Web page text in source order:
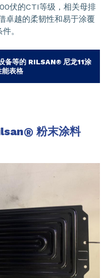
伏的CTI等级，相关母排
卓越的柔韧性和易于涂覆
。
备等的 RILSAN® 尼龙11涂
能表格
® 粉末涂料